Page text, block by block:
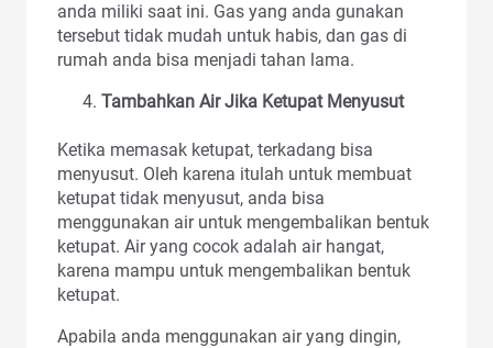
anda miliki saat ini. Gas yang anda gunakan
tersebut tidak mudah untuk habis, dan gas di
rumah anda bisa menjadi tahan lama.
Tambahkan Air Jika Ketupat Menyusut
Ketika memasak ketupat, terkadang bisa
menyusut. Oleh karena itulah untuk membuat
ketupat tidak menyusut, anda bisa
menggunakan air untuk mengembalikan bentuk
ketupat. Air yang cocok adalah air hangat,
karena mampu untuk mengembalikan bentuk
ketupat.
Apabila anda menggunakan air yang dingin,